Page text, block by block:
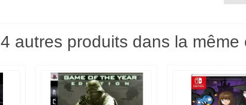
4 autres produits dans la même